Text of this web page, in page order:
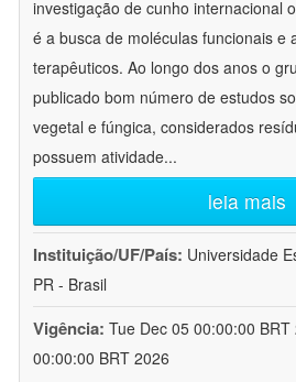
investigação de cunho internacional
é a busca de moléculas funcionais e
terapêuticos. Ao longo dos anos o
publicado bom número de estudos
vegetal e fúngica, considerados
possuem atividade...
leia mais
Instituição/UF/País: Universidade
PR - Brasil
Vigência: Tue Dec 05 00:00:00 BRT
00:00:00 BRT 2026